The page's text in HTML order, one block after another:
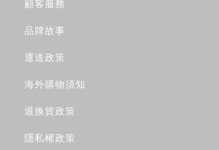
顧客服務
品牌故事
運送政策
海外購物須知
退換貨政策
隱私權政策